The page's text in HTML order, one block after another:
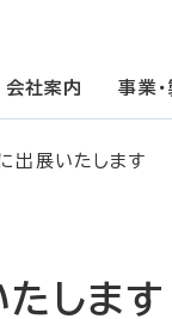
会社案内 事業
出展いたします
します